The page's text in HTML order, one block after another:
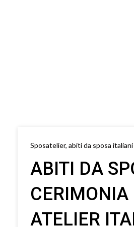
Sposatelier, abiti da sposa italiani
ABITI DA
CERIMONIA
ATELIER